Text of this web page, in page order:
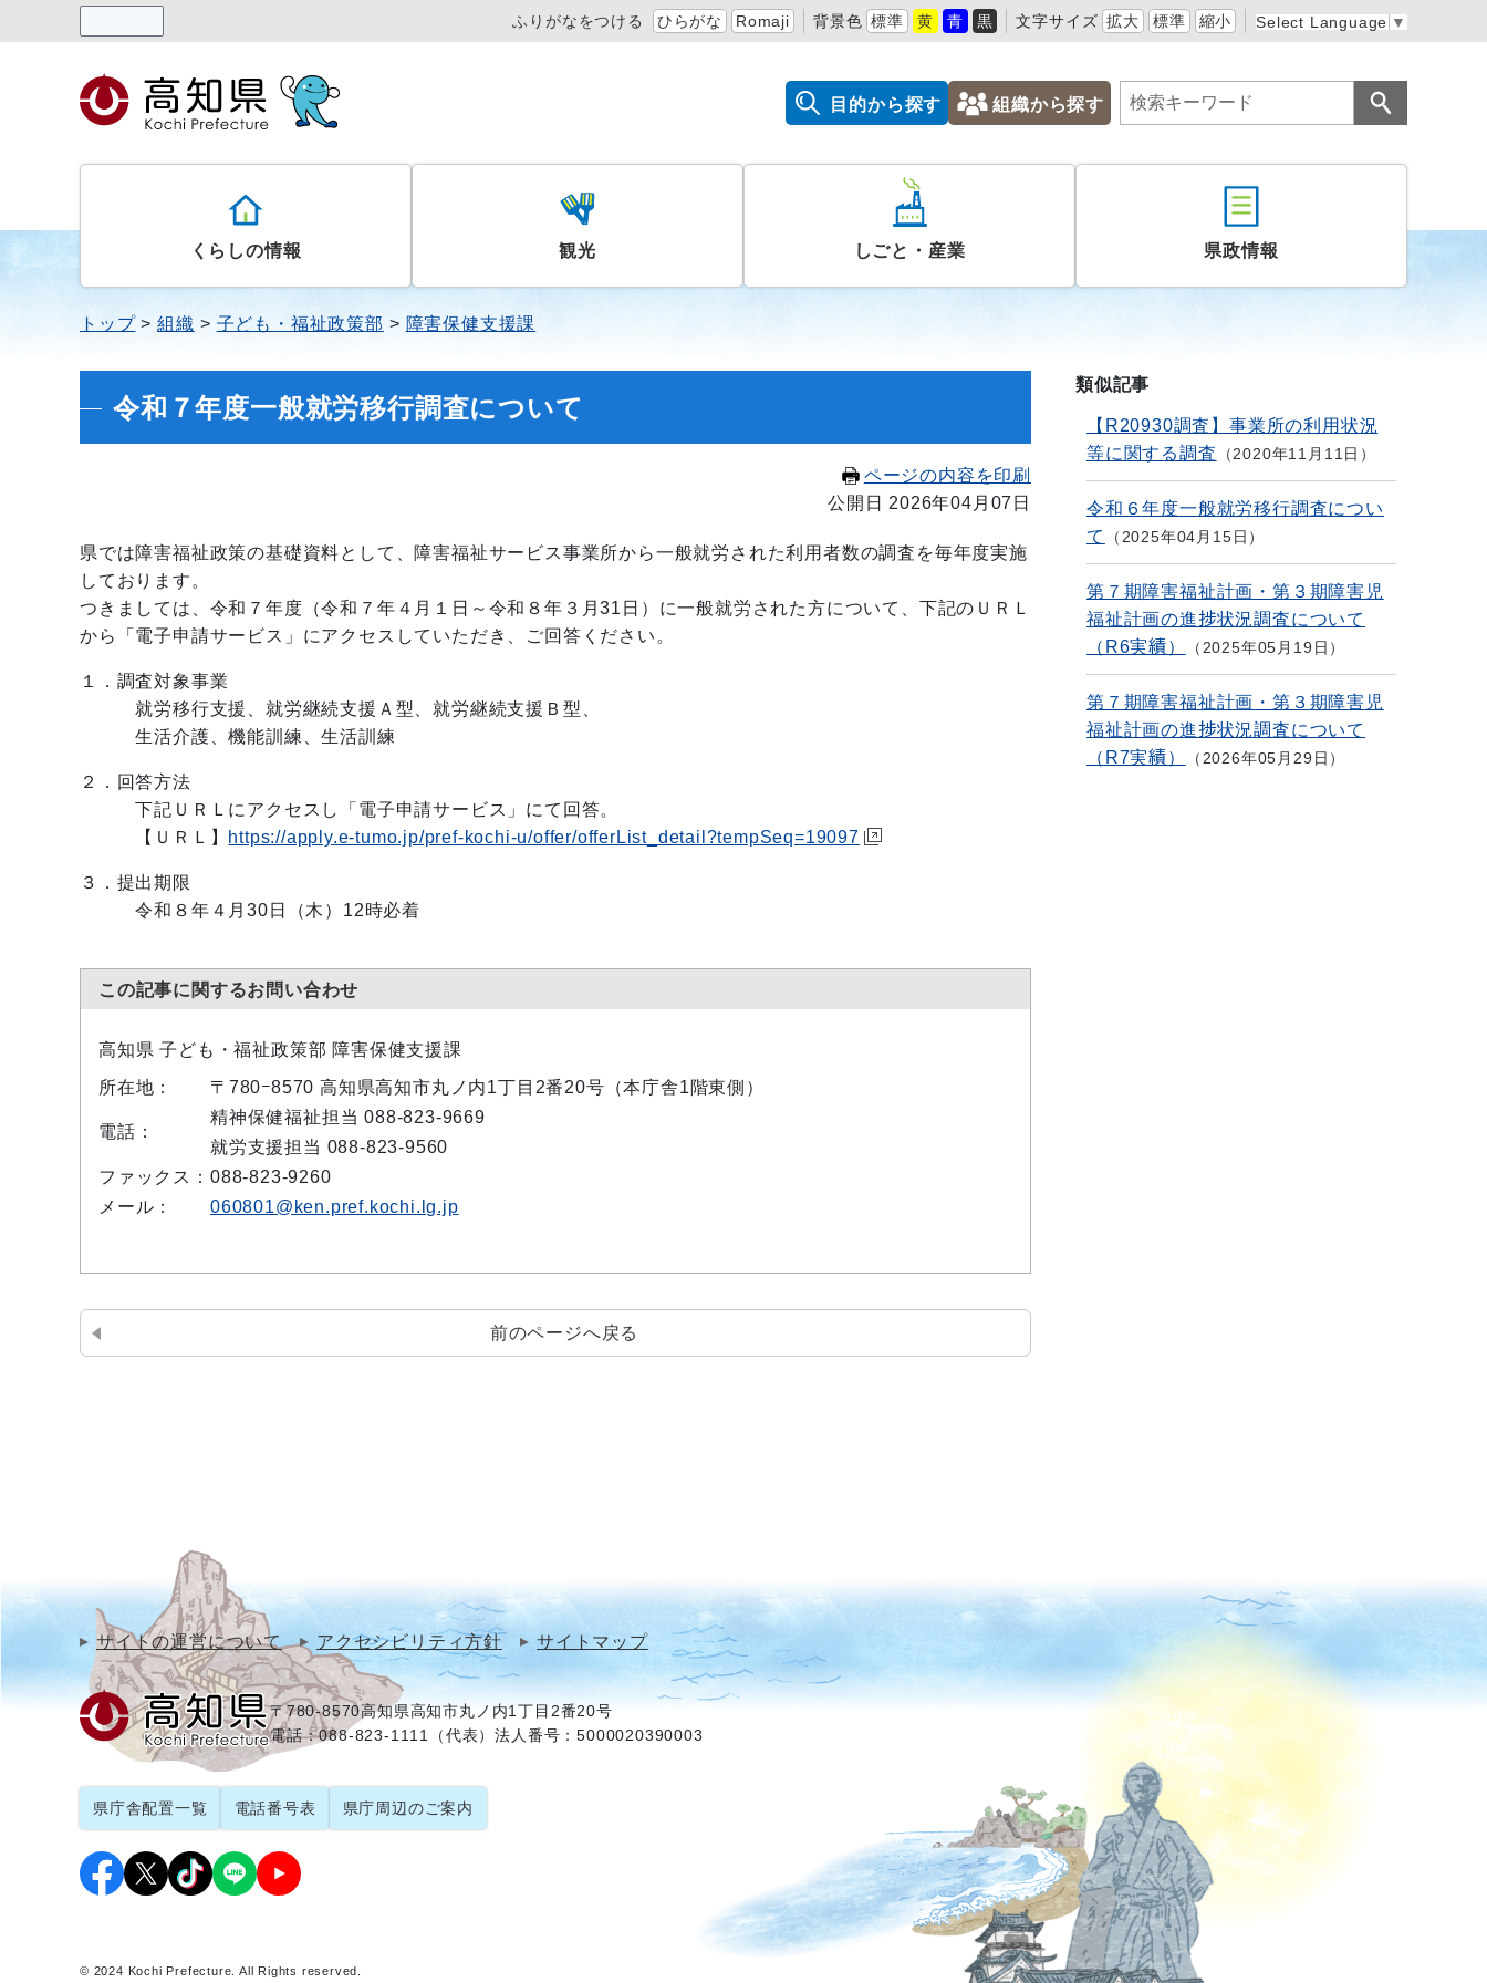
ふりがなをつける ひらがな Romaji 背景色 標準 黄 青 黒 文字サイズ 拡大 標準 縮小 Select Language ▼
目的から探す 組織から探す
くらしの情報 観光 しごと・産業 県政情報
トップ 組織 子ども・福祉政策部 障害保健支援課
令和７年度一般就労移行調査について
ページの内容を印刷
公開日 2026年04月07日
県では障害福祉政策の基礎資料として、障害福祉サービス事業所から一般就労された利用者数の調査を毎年度実施
しております。
つきましては、令和７年度（令和７年４月１日～令和８年３月31日）に一般就労された方について、下記のＵＲＬ
から「電子申請サービス」にアクセスしていただき、ご回答ください。
１．調査対象事業
就労移行支援、就労継続支援Ａ型、就労継続支援Ｂ型、
生活介護、機能訓練、生活訓練
２．回答方法
下記ＵＲＬにアクセスし「電子申請サービス」にて回答。
【ＵＲＬ】 https://apply.e-tumo.jp/pref-kochi-u/offer/offerList_detail?tempSeq=19097
３．提出期限
令和８年４月30日（木）12時必着
この記事に関するお問い合わせ
高知県 子ども・福祉政策部 障害保健支援課
所在地：
〒780−8570 高知県高知市丸ノ内1丁目2番20号（本庁舎1階東側）
電話：
精神保健福祉担当 088-823-9669
就労支援担当 088-823-9560
ファックス： 088-823-9260
メール：
060801@ken.pref.kochi.lg.jp
前のページへ戻る
類似記事
【R20930調査】事業所の利用状況
等に関する調査
2020年11月11日
令和６年度一般就労移行調査につい
て
2025年04月15日
第７期障害福祉計画・第３期障害児
福祉計画の進捗状況調査について
（R6実績）
2025年05月19日
第７期障害福祉計画・第３期障害児
福祉計画の進捗状況調査について
（R7実績）
2026年05月29日
サイトの運営について アクセシビリティ方針 サイトマップ
〒780-8570高知県高知市丸ノ内1丁目2番20号
電話：088-823-1111（代表）法人番号：5000020390003
県庁舎配置一覧 電話番号表 県庁周辺のご案内
© 2024 Kochi Prefecture. All Rights reserved.